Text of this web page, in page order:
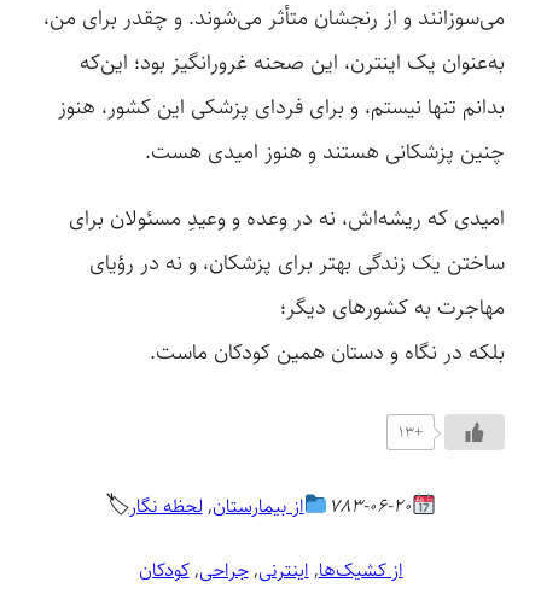
می‌سوزانند و از رنجشان متأثر می‌شوند. و چقدر برای من،
به‌عنوان یک اینترن، این صحنه غرورانگیز بود؛ این‌که
بدانم تنها نیستم، و برای فردای پزشکی این کشور، هنوز
چنین پزشکانی هستند و هنوز امیدی هست.
امیدی که ریشه‌اش، نه در وعده و وعیدِ مسئولان برای
ساختن یک زندگی بهتر برای پزشکان، و نه در رؤیای
مهاجرت به کشورهای دیگر؛
بلکه در نگاه و دستان همین کودکان ماست.
+13
783-06-20 از بیمارستان, لحظه نگار🏷
از کشیک‌ها, اینترنی, جراحی, کودکان